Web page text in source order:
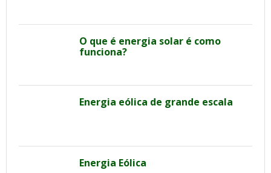
O que é energia solar é como
funciona?
Energia eólica de grande escala
Energia Eólica